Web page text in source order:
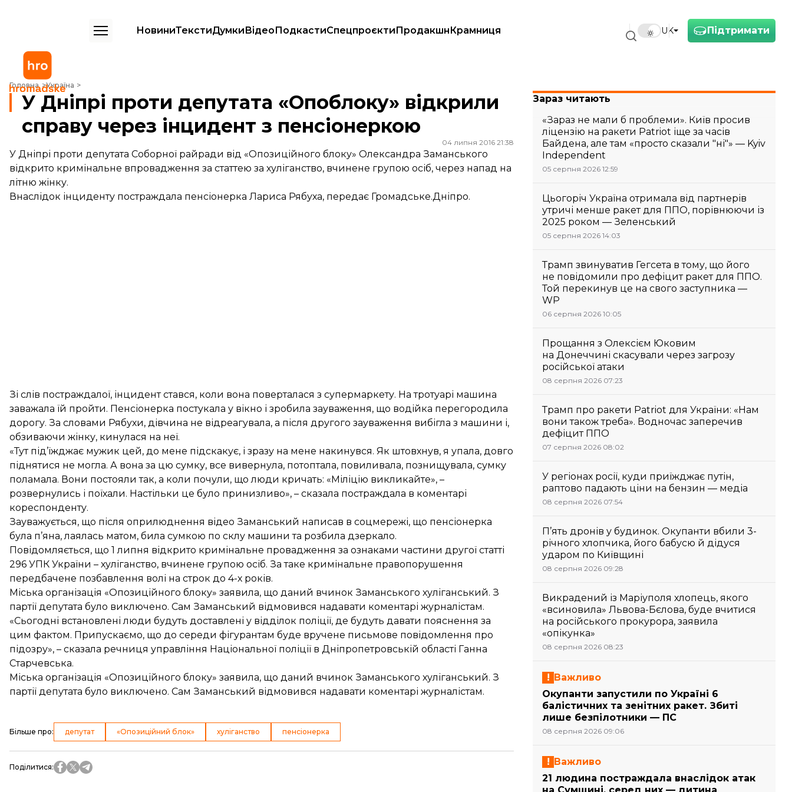
Підтримати
UK
НовиниТекстиДумкиВідеоПодкастиСпецпроєктиПродакшнКрамниця
Головна Україна
У Дніпрі проти депутата «Опоблоку» відкрили справу через інцидент з пенсіонеркою
У Дніпрі проти депутата «Опоблоку» відкрили
справу через інцидент з пенсіонеркою
04 липня 2016 21:38
У Дніпрі проти депутата Соборної райради від «Опозиційного блоку» Олександра Заманського
відкрито кримінальне впровадження за статтею за хуліганство, вчинене групою осіб, через напад на
літню жінку.
Внаслідок інциденту постраждала пенсіонерка Лариса Рябуха, передає Громадське.Дніпро.
Зі слів постраждалої, інцидент стався, коли вона поверталася з супермаркету. На тротуарі машина
заважала їй пройти. Пенсіонерка постукала у вікно і зробила зауваження, що водійка перегородила
дорогу. За словами Рябухи, дівчина не відреагувала, а після другого зауваження вибігла з машини і,
обзиваючи жінку, кинулася на неї.
«Тут під’їжджає мужик цей, до мене підскакує, і зразу на мене накинувся. Як штовхнув, я упала, довго
піднятися не могла. А вона за цю сумку, все вивернула, потоптала, повиливала, познищувала, сумку
поламала. Вони постояли так, а коли почули, що люди кричать: «Міліцію викликайте», –
розвернулись і поїхали. Настільки це було принизливо», – сказала постраждала в коментарі
кореспонденту.
Зауважується, що після оприлюднення відео Заманський написав в соцмережі, що пенсіонерка
була п’яна, лаялась матом, била сумкою по склу машини та розбила дзеркало.
Повідомляється, що 1 липня відкрито кримінальне провадження за ознаками частини другої статті
296 УПК України – хуліганство, вчинене групою осіб. За таке кримінальне правопорушення
передбачене позбавлення волі на строк до 4-х років.
Міська організація «Опозиційного блоку» заявила, що даний вчинок Заманського хуліганський. З
партії депутата було виключено. Сам Заманський відмовився надавати коментарі журналістам.
«Сьогодні встановлені люди будуть доставлені у відділок поліції, де будуть давати пояснення за
цим фактом. Припускаємо, що до середи фігурантам буде вручене письмове повідомлення про
підозру», – сказала речниця управління Національної поліції в Дніпропетровській області Ганна
Старчевська.
Міська організація «Опозиційного блоку» заявила, що даний вчинок Заманського хуліганський. З
партії депутата було виключено. Сам Заманський відмовився надавати коментарі журналістам.
Більше про: депутат «Опозиційний блок» хуліганство пенсіонерка
Поділитися:
Зараз читають
«Зараз не мали б проблеми». Київ просив
ліцензію на ракети Patriot іще за часів
Байдена, але там «просто сказали "ні"» — Kyiv
Independent
05 серпня 2026 12:59
Цьогоріч Україна отримала від партнерів
утричі менше ракет для ППО, порівнюючи із
2025 роком — Зеленський
05 серпня 2026 14:03
Трамп звинуватив Гегсета в тому, що його
не повідомили про дефіцит ракет для ППО.
Той перекинув це на свого заступника —
WP
06 серпня 2026 10:05
Прощання з Олексієм Юковим
на Донеччині скасували через загрозу
російської атаки
08 серпня 2026 07:23
Трамп про ракети Patriot для України: «Нам
вони також треба». Водночас заперечив
дефіцит ППО
07 серпня 2026 08:02
У регіонах росії, куди приїжджає путін,
раптово падають ціни на бензин — медіа
08 серпня 2026 07:54
П’ять дронів у будинок. Окупанти вбили 3-
річного хлопчика, його бабусю й дідуся
ударом по Київщині
08 серпня 2026 09:28
Викрадений із Маріуполя хлопець, якого
«всиновила» Львова-Бєлова, буде вчитися
на російського прокурора, заявила
«опікунка»
08 серпня 2026 08:23
Важливо
Окупанти запустили по Україні 6
балістичних та зенітних ракет. Збиті
лише безпілотники — ПС
08 серпня 2026 09:06
Важливо
21 людина постраждала внаслідок атак